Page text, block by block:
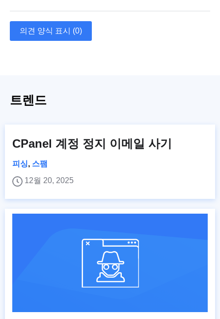
의견 양식 표시 (0)
트렌드
CPanel 계정 정지 이메일 사기
피싱, 스팸
12월 20, 2025